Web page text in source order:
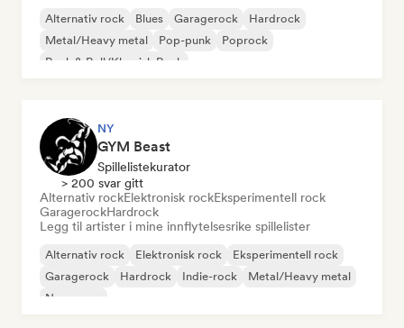
Alternativ rock Blues Garagerock
Hardrock
Metal/Heavy metal
Pop-punk
Poprock
Rock & Roll/Klassisk Rock
NY
GYM Beast
Spillelistekurator
> 200 svar gitt
Alternativ rockElektronisk rockEksperimentell rock
GaragerockHardrock
Legg til artister i mine innflytelsesrike spillelister
Alternativ rock Elektronisk rock
Eksperimentell rock
Garagerock
Hardrock Indie-rock
Metal/Heavy metal
New wave